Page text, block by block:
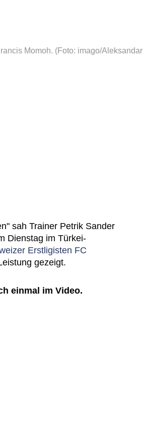
Momoh. (Foto: imago/Aleksandar
sah Trainer Petrik Sander
Dienstag im Türkei-
Erstligisten FC
gezeigt.
einmal im Video.